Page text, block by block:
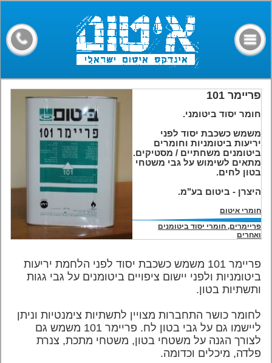
פריימר 101
חומר יסוד ביטומני.
משמש כשכבת יסוד לפני
יריעות ביטומניות וחומרים
ביטומנים משחתיים / מסטיקים.
מתאים לשימוש על גבי משטחי
בטון לחים.
היצרן - ביטום בע"מ.
חומרי איטום
פריימרים, חומרי יסוד ביטומנים
ואחרים
פריימר 101 משמש כשכבת יסוד לפני הלחמת יריעות
ביטומניות ולפני יישום ציפויים ביטומנים על גבי גגות
ותשתיות בטון.
לחומר כושר התחברות מצויין לתשתיות צימנטיות וניתן
ליישמו גם על גבי בטון לח. פריימר 101 משמש גם
לצורך הגנה על משטחי בטון, משטחי מתכת, צנרת
פלדה, מיכלים וכדומה.
קבלני איטום
חומרים
מאמרים
פורום
צרו קשר